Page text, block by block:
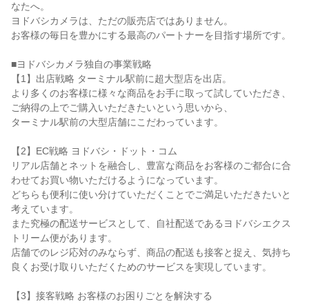
なたへ。
ヨドバシカメラは、ただの販売店ではありません。
お客様の毎日を豊かにする最高のパートナーを目指す場所です。
■ヨドバシカメラ独自の事業戦略
【1】出店戦略 ターミナル駅前に超大型店を出店。
より多くのお客様に様々な商品をお手に取って試していただき、
ご納得の上でご購入いただきたいという思いから、
ターミナル駅前の大型店舗にこだわっています。
【2】EC戦略 ヨドバシ・ドット・コム
リアル店舗とネットを融合し、豊富な商品をお客様のご都合に合
わせてお買い物いただけるようになっています。
どちらも便利に使い分けていただくことでご満足いただきたいと
考えています。
また究極の配送サービスとして、自社配送であるヨドバシエクス
トリーム便があります。
店舗でのレジ応対のみならず、商品の配送も接客と捉え、気持ち
良くお受け取りいただくためのサービスを実現しています。
【3】接客戦略 お客様のお困りごとを解決する